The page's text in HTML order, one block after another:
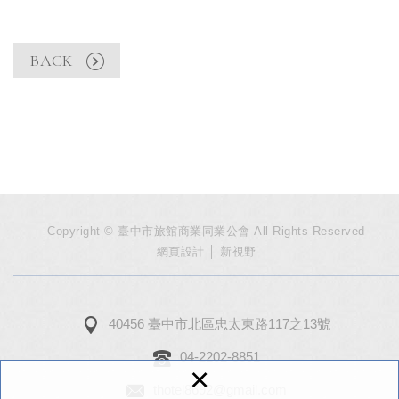
×
BACK
Copyright © 臺中市旅館商業同業公會 All Rights Reserved
網頁設計
│ 新視野
40456 臺中市北區忠太東路117之13號
04-2202-8851
thotel8692@gmail.com